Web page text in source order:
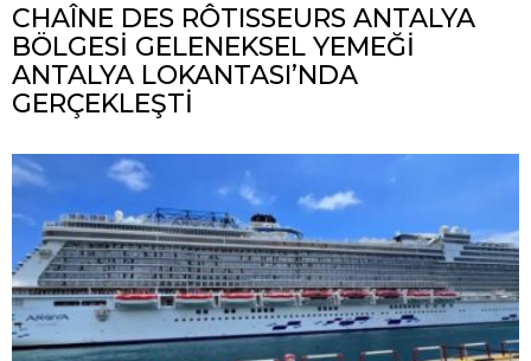
CHAÎNE DES RÔTISSEURS ANTALYA
BÖLGESİ GELENEKSEL YEMEĞİ
ANTALYA LOKANTASI’NDA
GERÇEKLEŞTİ